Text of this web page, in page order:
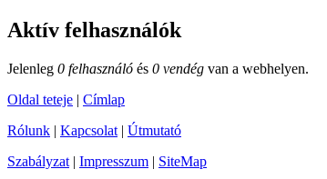
Aktív felhasználók
Jelenleg 0 felhasználó és 0 vendég van a webhelyen.
Oldal teteje | Címlap
Rólunk | Kapcsolat | Útmutató
Szabályzat | Impresszum | SiteMap